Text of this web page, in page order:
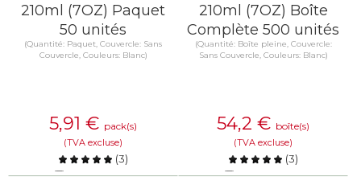
210ml (7OZ) Paquet
50 unités
(Quantité: Paquet, Couvercle: Sans
Couvercle, Couleurs: Blanc)
5,91 € pack(s)
(TVA excluse)
(3)
210ml (7OZ) Boîte
Complète 500 unités
(Quantité: Boîte pleine, Couvercle:
Sans Couvercle, Couleurs: Blanc)
54,2 € boîte(s)
(TVA excluse)
(3)